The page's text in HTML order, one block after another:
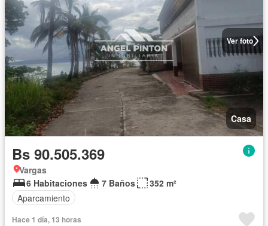
Ver foto
Casa
Bs 90.505.369
Vargas
6 Habitaciones
7 Baños
352 m²
Aparcamiento
Hace 1 día, 13 horas